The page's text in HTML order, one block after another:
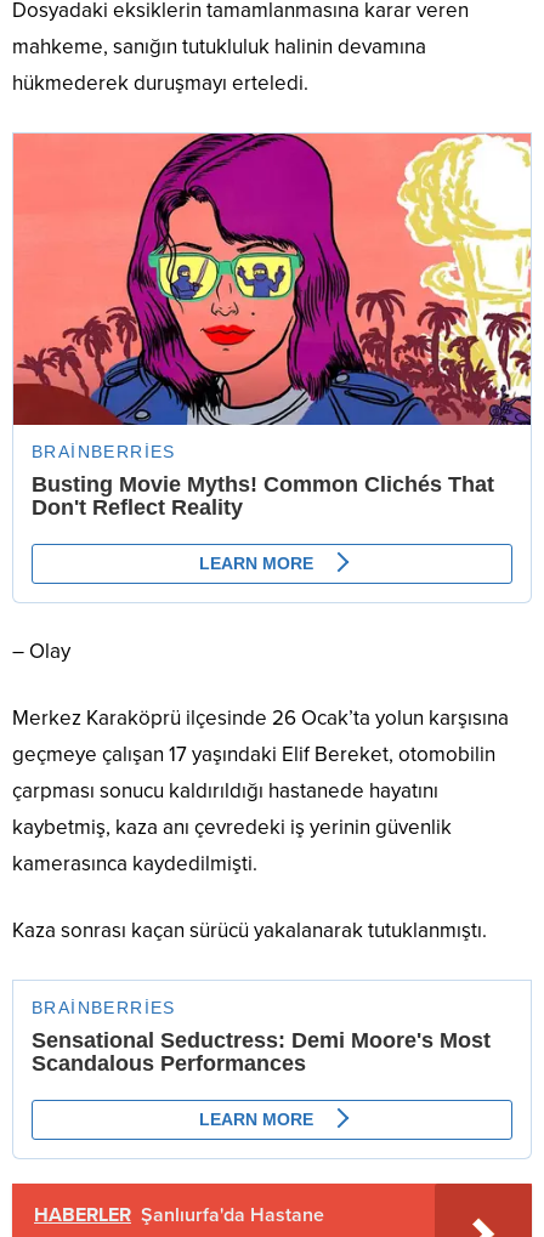
Dosyadaki eksiklerin tamamlanmasına karar veren
mahkeme, sanığın tutukluluk halinin devamına
hükmederek duruşmayı erteledi.
– Olay
Merkez Karaköprü ilçesinde 26 Ocak’ta yolun karşısına
geçmeye çalışan 17 yaşındaki Elif Bereket, otomobilin
çarpması sonucu kaldırıldığı hastanede hayatını
kaybetmiş, kaza anı çevredeki iş yerinin güvenlik
kamerasınca kaydedilmişti.
Kaza sonrası kaçan sürücü yakalanarak tutuklanmıştı.
HABERLER Şanlıurfa'da Hastane